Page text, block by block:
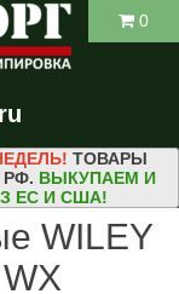
0
ТОВАРЫ
РФ. ВЫКУПАЕМ И
ЕС И США!
WILEY